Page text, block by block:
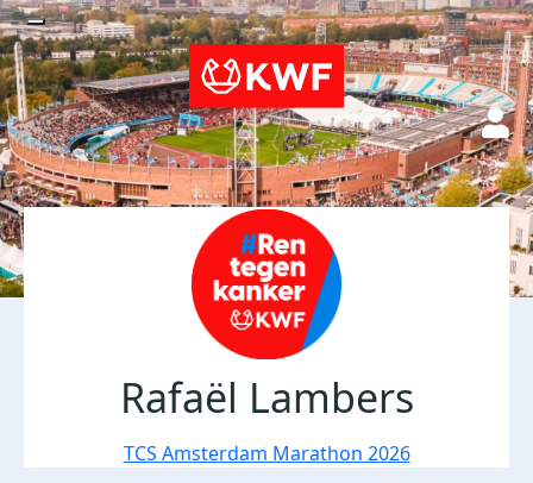
Rafaël Lambers
TCS Amsterdam Marathon 2026